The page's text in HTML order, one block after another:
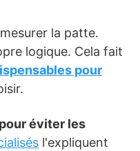
la patte.
logique. Cela fait
pour
éviter les
l'expliquent